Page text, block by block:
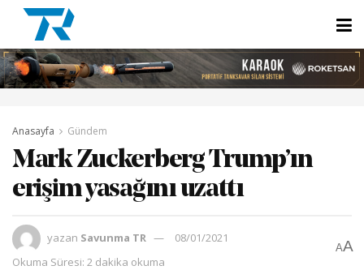
Anasayfa Gündem
Mark Zuckerberg Trump’ın
erişim yasağını uzattı
yazan Savunma TR
08/01/2021
Okuma Süresi: 2 dakika okuma
AA